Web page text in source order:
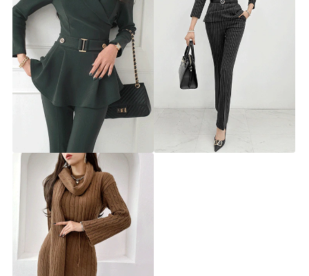
[체온UP] 카일 버클 기모 블라우
스 팬츠 세트ⓟ
▨F/W고별전 70%▨
ts5839s [44~66.5] 3color
70% 29,900원
[체온UP] 델본즈 스트라이프 기
모 블라우스 슬랙스 세트ⓟ
▨F/W고별전 70%▨
ts5934s [44~66.5] 1color